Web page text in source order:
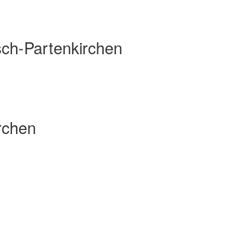
Partenkirchen